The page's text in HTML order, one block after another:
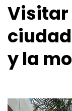
Visitar
y la